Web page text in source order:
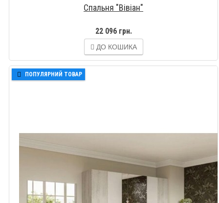
Спальня "Вівіан"
22 096 грн.
ДО КОШИКА
ПОПУЛЯРНИЙ ТОВАР